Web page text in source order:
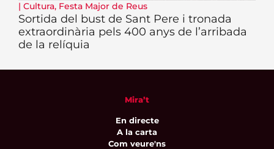
| Cultura, Festa Major de Reus
Sortida del bust de Sant Pere i tronada
extraordinària pels 400 anys de l’arribada
de la relíquia
Mira’t
En directe
A la carta
Com veure'ns